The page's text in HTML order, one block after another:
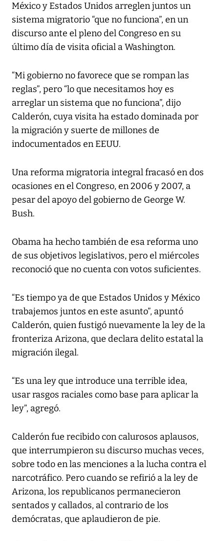
México y Estados Unidos arreglen juntos un
sistema migratorio “que no funciona”, en un
discurso ante el pleno del Congreso en su
último día de visita oficial a Washington.
“Mi gobierno no favorece que se rompan las
reglas”, pero “lo que necesitamos hoy es
arreglar un sistema que no funciona”, dijo
Calderón, cuya visita ha estado dominada por
la migración y suerte de millones de
indocumentados en EEUU.
Una reforma migratoria integral fracasó en dos
ocasiones en el Congreso, en 2006 y 2007, a
pesar del apoyo del gobierno de George W.
Bush.
Obama ha hecho también de esa reforma uno
de sus objetivos legislativos, pero el miércoles
reconoció que no cuenta con votos suficientes.
“Es tiempo ya de que Estados Unidos y México
trabajemos juntos en este asunto”, apuntó
Calderón, quien fustigó nuevamente la ley de la
fronteriza Arizona, que declara delito estatal la
migración ilegal.
“Es una ley que introduce una terrible idea,
usar rasgos raciales como base para aplicar la
ley”, agregó.
Calderón fue recibido con calurosos aplausos,
que interrumpieron su discurso muchas veces,
sobre todo en las menciones a la lucha contra el
narcotráfico. Pero cuando se refirió a la ley de
Arizona, los republicanos permanecieron
sentados y callados, al contrario de los
demócratas, que aplaudieron de pie.